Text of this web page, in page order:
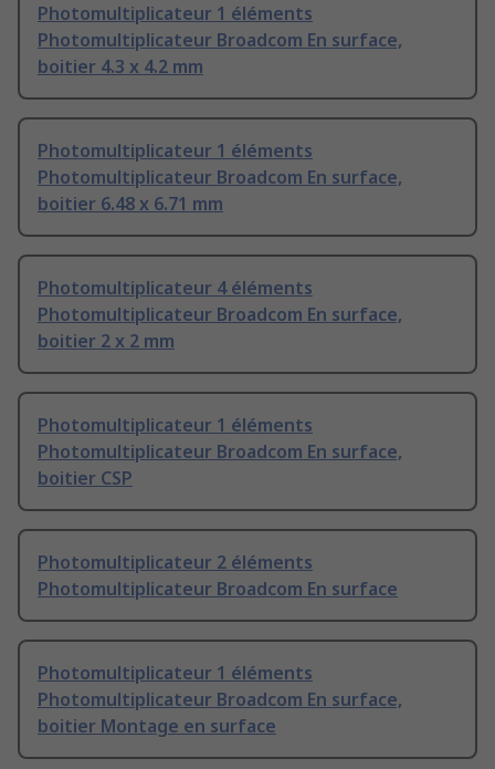
Photomultiplicateur 1 éléments
Photomultiplicateur Broadcom En surface,
boitier 4.3 x 4.2 mm
Photomultiplicateur 1 éléments
Photomultiplicateur Broadcom En surface,
boitier 6.48 x 6.71 mm
Photomultiplicateur 4 éléments
Photomultiplicateur Broadcom En surface,
boitier 2 x 2 mm
Photomultiplicateur 1 éléments
Photomultiplicateur Broadcom En surface,
boitier CSP
Photomultiplicateur 2 éléments
Photomultiplicateur Broadcom En surface
Photomultiplicateur 1 éléments
Photomultiplicateur Broadcom En surface,
boitier Montage en surface